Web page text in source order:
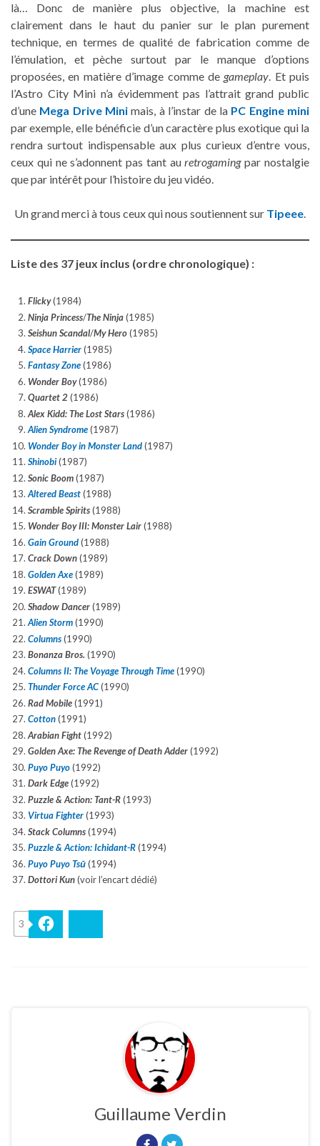
là… Donc de manière plus objective, la machine est
clairement dans le haut du panier sur le plan purement
technique, en termes de qualité de fabrication comme de
l’émulation, et pèche surtout par le manque d’options
proposées, en matière d’image comme de gameplay. Et puis
l’Astro City Mini n’a évidemment pas l’attrait grand public
d’une Mega Drive Mini mais, à l’instar de la PC Engine mini
par exemple, elle bénéficie d’un caractère plus exotique qui la
rendra surtout indispensable aux plus curieux d’entre vous,
ceux qui ne s’adonnent pas tant auretrogamingpar nostalgie
que par intérêt pour l’histoire du jeu vidéo.
Un grand merci à tous ceux qui nous soutiennent sur Tipeee.
Liste des 37 jeux inclus (ordre chronologique) :
Flicky(1984)
Ninja Princess/The Ninja(1985)
Seishun Scandal/My Hero(1985)
Space Harrier(1985)
Fantasy Zone(1986)
Wonder Boy(1986)
Quartet 2(1986)
Alex Kidd: The Lost Stars(1986)
Alien Syndrome(1987)
Wonder Boy in Monster Land(1987)
Shinobi(1987)
Sonic Boom(1987)
Altered Beast(1988)
Scramble Spirits(1988)
Wonder Boy III: Monster Lair(1988)
Gain Ground(1988)
Crack Down(1989)
Golden Axe(1989)
ESWAT(1989)
Shadow Dancer(1989)
Alien Storm(1990)
Columns(1990)
Bonanza Bros. (1990)
Columns II: The Voyage Through Time(1990)
Thunder Force AC(1990)
Rad Mobile(1991)
Cotton(1991)
Arabian Fight(1992)
Golden Axe: The Revenge of Death Adder(1992)
Puyo Puyo(1992)
Dark Edge(1992)
Puzzle & Action: Tant-R(1993)
Virtua Fighter(1993)
Stack Columns(1994)
Puzzle & Action:Ichidant-R(1994)
Puyo Puyo Tsū(1994)
Dottori Kun(voir l’encart dédié)
3
Guillaume Verdin